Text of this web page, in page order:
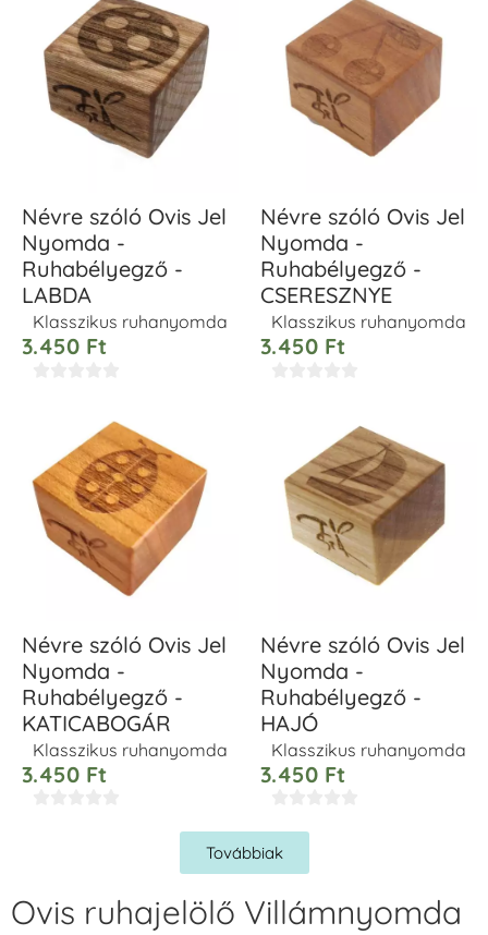
Névre szóló Ovis Jel
Nyomda -
Ruhabélyegző -
LABDA
Klasszikus ruhanyomda
3.450 Ft
Névre szóló Ovis Jel
Nyomda -
Ruhabélyegző -
CSERESZNYE
Klasszikus ruhanyomda
3.450 Ft
Névre szóló Ovis Jel
Nyomda -
Ruhabélyegző -
KATICABOGÁR
Klasszikus ruhanyomda
3.450 Ft
Névre szóló Ovis Jel
Nyomda -
Ruhabélyegző -
HAJÓ
Klasszikus ruhanyomda
3.450 Ft
Továbbiak
Ovis ruhajelölő Villámnyomda